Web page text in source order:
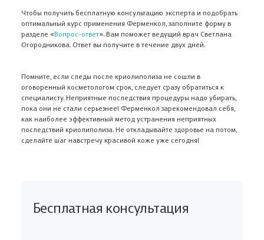
Чтобы получить бесплатную консультацию эксперта и подобрать
оптимальный курс применения Ферменкол, заполните форму в
разделе «Вопрос-ответ». Вам поможет ведущий врач Светлана
Огородникова. Ответ вы получите в течение двух дней.
Помните, если следы после криолиполиза не сошли в
оговоренный косметологом срок, следует сразу обратиться к
специалисту. Неприятные последствия процедуры надо убирать,
пока они не стали серьезнее! Ферменкол зарекомендовал себя,
как наиболее эффективный метод устранения неприятных
последствий криолиполиза. Не откладывайте здоровье на потом,
сделайте шаг навстречу красивой коже уже сегодня!
Бесплатная консультация